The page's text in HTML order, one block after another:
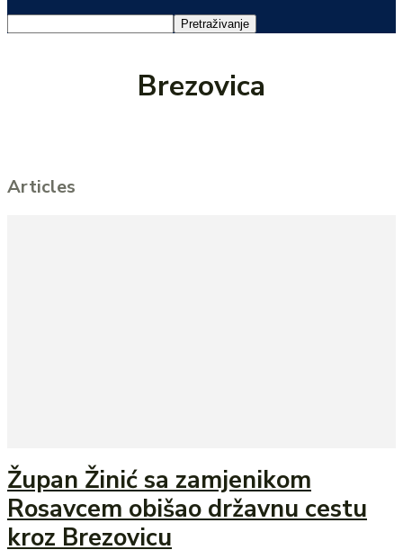
Brezovica
Articles
Župan Žinić sa zamjenikom
Rosavcem obišao državnu cestu
kroz Brezovicu